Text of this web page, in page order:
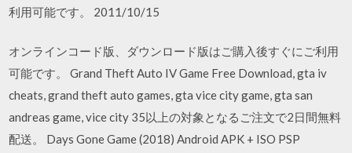
利用可能です。 2011/10/15
オンラインコード版、ダウンロード版はご購入後すぐにご利用
可能です。 Grand Theft Auto IV Game Free Download, gta iv
cheats, grand theft auto games, gta vice city game, gta san
andreas game, vice city 35以上の対象となるご注文で2日間無料
配送。 Days Gone Game (2018) Android APK + ISO PSP